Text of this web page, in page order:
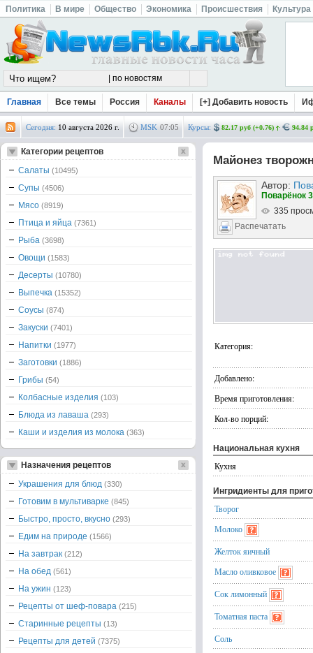
Политика В мире Общество Экономика Происшествия Культура
Главная Все темы Россия Каналы [+] Добавить новость
Сегодня: 10 августа 2026 г. MSK 07:05 Курсы: 82.17 руб (+0.76) 94.84
Майонез
Автор:
Поварёнок
335
Распечатать
Категория:
Добавлено:
Время приготовления:
Кол-во порций:
Национальная кухня
Кухня
Ингридиенты для
Творог
Молоко
Желток яичный
Масло оливковое
Сок лимонный
Томатная паста
Соль
Категории рецептов
Салаты (10495)
Супы (4506)
Мясо (8919)
Птица и яйца (7361)
Рыба (3698)
Овощи (1583)
Десерты (10780)
Выпечка (15352)
Соусы (874)
Закуски (7401)
Напитки (1977)
Заготовки (1886)
Грибы (54)
Колбасные изделия (103)
Блюда из лаваша (293)
Каши и изделия из молока (363)
Назначения рецептов
Украшения для блюд (330)
Готовим в мультиварке (845)
Быстро, просто, вкусно (293)
Едим на природе (1566)
На завтрак (212)
На обед (561)
На ужин (123)
Рецепты от шеф-повара (215)
Старинные рецепты (13)
Рецепты для детей (7375)